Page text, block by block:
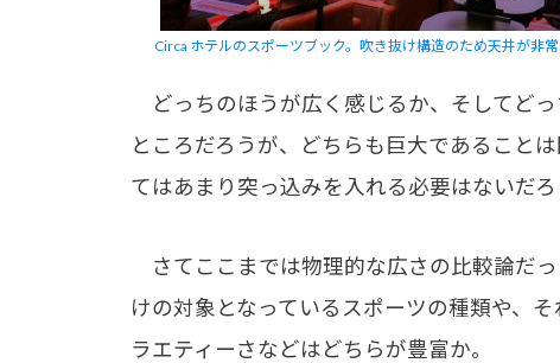
Circa ホテルのスポーツブック。吹き抜け構造のため天井が非常
どっちのほうが広く感じるか、そしてど
ところだろうが、どちらも巨大であること
てはあまり突っ込みを入れる必要はないだろ
さてここまでは物理的な広さの比較論だ
けの対象となっているスポーツの種類や、
ラエティーさなどはどちらが豊富か。